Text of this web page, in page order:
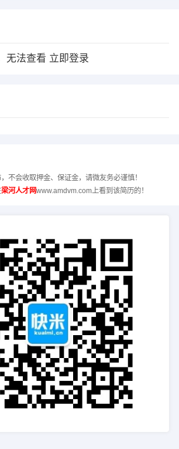
无法查看 立即登录
不会收取押金、保证金，请微友务必谨慎！
梁河人才网www.amdvm.com上看到该简历的！